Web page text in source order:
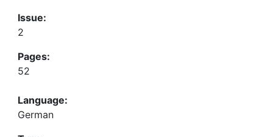
Issue:
2
Pages:
52
Language:
German